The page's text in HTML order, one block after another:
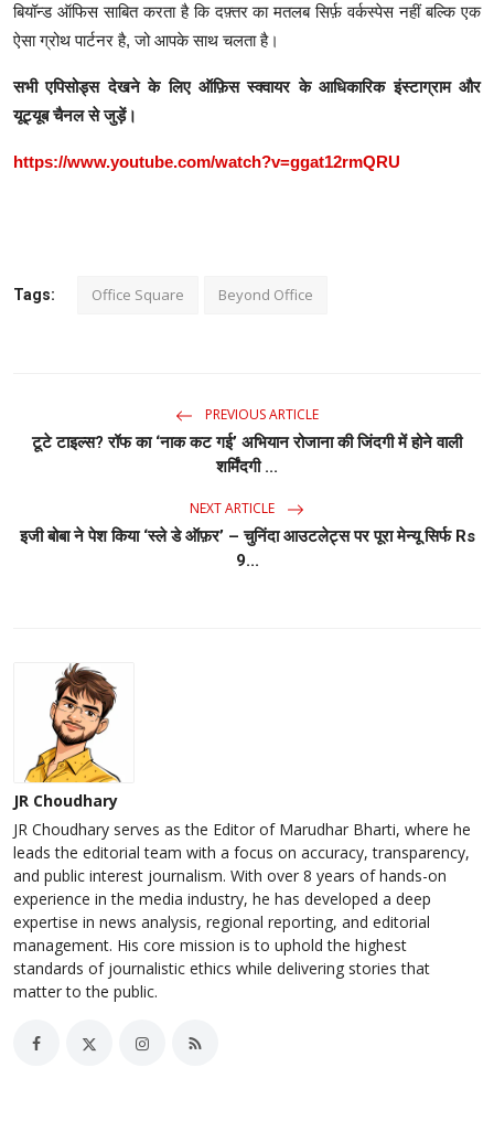
बियॉन्ड ऑफिस साबित करता है कि दफ़्तर का मतलब सिर्फ़ वर्कस्पेस नहीं बल्कि एक
ऐसा ग्रोथ पार्टनर है, जो आपके साथ चलता है।
सभी एपिसोड्स देखने के लिए ऑफ़िस स्क्वायर के आधिकारिक इंस्टाग्राम और
यूट्यूब चैनल से जुड़ें।
https://www.youtube.com/watch?v=ggat12rmQRU
Tags: Office Square Beyond Office
PREVIOUS ARTICLE
टूटे टाइल्स? रॉफ का ‘नाक कट गई’ अभियान रोजाना की जिंदगी में होने वाली
शर्मिंदगी ...
NEXT ARTICLE
इजी बोबा ने पेश किया ‘स्ले डे ऑफ़र’ – चुनिंदा आउटलेट्स पर पूरा मेन्यू सिर्फ Rs
9...
JR Choudhary
JR Choudhary serves as the Editor of Marudhar Bharti, where he
leads the editorial team with a focus on accuracy, transparency,
and public interest journalism. With over 8 years of hands-on
experience in the media industry, he has developed a deep
expertise in news analysis, regional reporting, and editorial
management. His core mission is to uphold the highest
standards of journalistic ethics while delivering stories that
matter to the public.